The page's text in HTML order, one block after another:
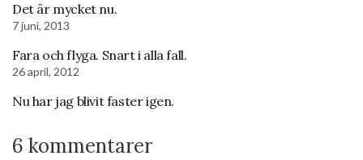
Det är mycket nu.
7 juni, 2013
Fara och flyga. Snart i alla fall.
26 april, 2012
Nu har jag blivit faster igen.
6 kommentarer